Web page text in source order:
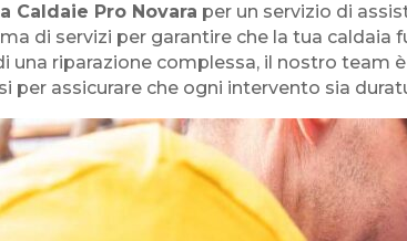
Caldaie Pro Novara per un servizio di
di servizi per garantire che la tua caldaia
una riparazione complessa, il nostro
per assicurare che ogni intervento sia